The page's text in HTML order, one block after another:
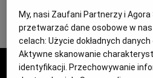
Wyborcza.pl
My, nasi Zaufani Partnerzy i Agora
przetwarzać dane osobowe w
celach:Użycie dokładnych
Aktywne skanowanie
identyfikacji. Przechowywanie